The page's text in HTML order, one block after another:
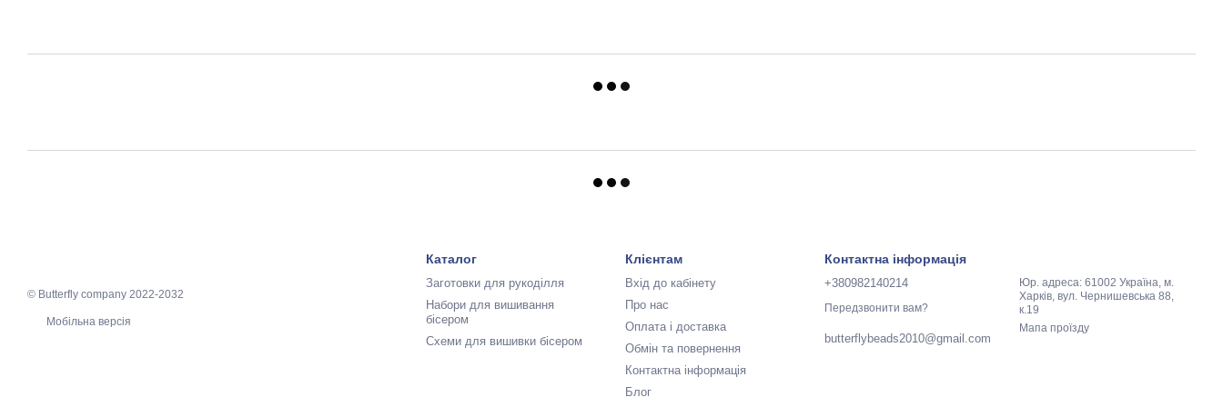
© Butterfly company 2022-2032
Мобільна версія
Каталог
Заготовки для рукоділля
Набори для вишивання
бісером
Схеми для вишивки бісером
Клієнтам
Вхід до кабінету
Про нас
Оплата і доставка
Обмін та повернення
Контактна інформація
Блог
Контактна інформація
+380982140214
Передзвонити вам?
butterflybeads2010@gmail.com
Юр. адреса: 61002 Україна, м.
Харків, вул. Чернишевська 88,
к.19
Мапа проїзду